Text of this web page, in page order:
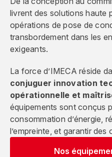
livrent des solutions haute
opérations de pose de
transbordement dans les
exigeants.
La force d’IMECA réside
conjuguer innovation
opérationnelle et
équipements sont conçus
consommation d’énergie,
l’empreinte, et garantir des
Nos